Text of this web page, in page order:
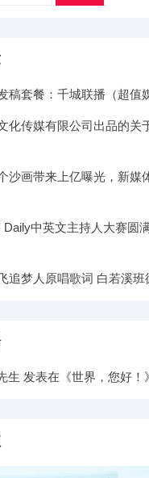
稿套餐：千城联播（超值
化传媒有限公司出品的关
沙画带来上亿曝光，新媒
Daily中英文主持人大赛圆
追梦人原唱歌词 白若溪
生 发表在《世界，您好！ 》